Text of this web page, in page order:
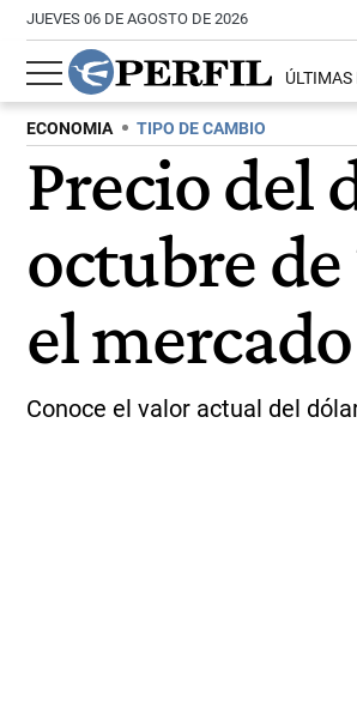
JUEVES 06 DE AGOSTO DE 2026
ECONOMIA TIPO DE CAMBIO
Precio del
octubre
el mercado
Conoce el valor actual del